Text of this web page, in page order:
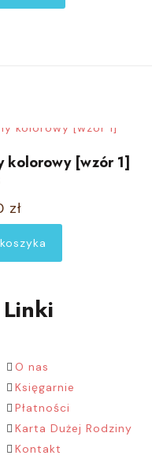
kolorowy [wzór 1]
zł
Linki
O nas
Księgarnie
Płatności
Karta Dużej Rodziny
Kontakt